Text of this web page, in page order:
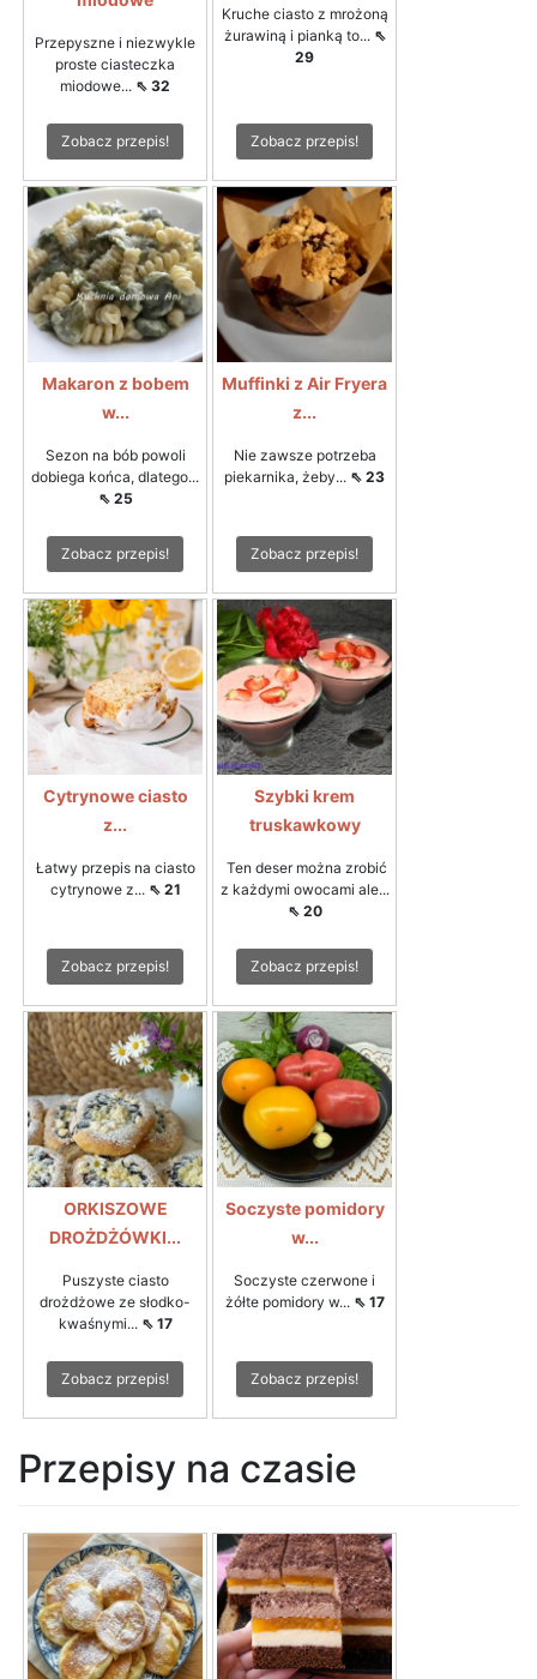
Przepyszne i niezwykle
proste ciasteczka
miodowe... ⇖ 32
Zobacz przepis!
Kruche ciasto z mrożoną
żurawiną i pianką to... ⇖
29
Zobacz przepis!
Makaron z bobem
w...
Sezon na bób powoli
dobiega końca, dlatego...
⇖ 25
Zobacz przepis!
Muffinki z Air Fryera
z...
Nie zawsze potrzeba
piekarnika, żeby... ⇖ 23
Zobacz przepis!
Cytrynowe ciasto
z...
Łatwy przepis na ciasto
cytrynowe z... ⇖ 21
Zobacz przepis!
Szybki krem
truskawkowy
Ten deser można zrobić
z każdymi owocami ale...
⇖ 20
Zobacz przepis!
ORKISZOWE
DROŻDŻÓWKI...
Puszyste ciasto
drożdżowe ze słodko-
kwaśnymi... ⇖ 17
Zobacz przepis!
Soczyste pomidory
w...
Soczyste czerwone i
żółte pomidory w... ⇖ 17
Zobacz przepis!
Przepisy na czasie